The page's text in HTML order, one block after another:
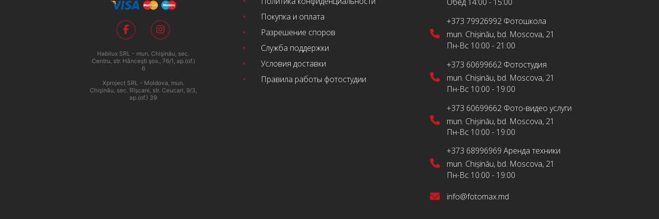
Habilux SRL - mun. Chişinău, sec.
Centru, str. Hânceşti şos., 76/1, ap.(of.)
6
Xproject SRL - Moldova, mun.
Chişinău, sec. Rîşcani, str. Ceucari, 9/3,
ap.(of.) 39
Покупка и оплата
Разрешение споров
Служба поддержки
Условия доставки
Правила работы фотостудии
+373 79926992 Фотошкола
mun. Chișinău, bd. Moscova, 21
Пн-Вс 10:00 - 21:00
+373 60699662 Фотостудия
mun. Chișinău, bd. Moscova, 21
Пн-Вс 10:00 - 19:00
+373 60699662 Фото-видео услуги
mun. Chișinău, bd. Moscova, 21
Пн-Вс 10:00 - 19:00
+373 68996969 Аренда техники
mun. Chișinău, bd. Moscova, 21
Пн-Вс 10:00 - 19:00
info@fotomax.md